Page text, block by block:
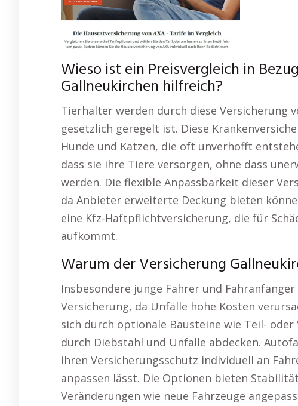
Wieso ist ein Preisvergleich in
Gallneukirchen hilfreich?
Tierhalter werden durch diese Versicherung
gesetzlich geregelt ist. Diese
Hunde und Katzen, die oft unverhofft
dass sie ihre Tiere versorgen, ohne dass
werden. Die flexible Anpassbarkeit dieser
da Anbieter erweiterte Deckung bieten
eine Kfz-Haftpflichtversicherung, die für
aufkommt.
Warum der Versicherung
Insbesondere junge Fahrer und
Versicherung, da Unfälle hohe Kosten
sich durch optionale Bausteine wie Teil-
durch Diebstahl und Unfälle abdecken.
ihren Versicherungsschutz individuell an
anpassen lässt. Die Optionen bieten
Veränderungen wie neue Fahrzeuge